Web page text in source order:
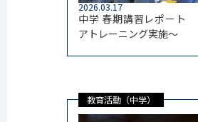
2026.03.17
中学 春期講習レポート
アトレーニング実施～
教育活動（中学）